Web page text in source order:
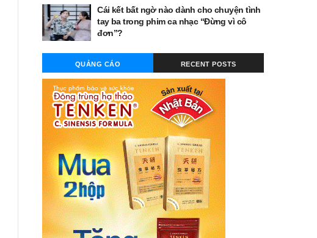
Cái kết bất ngờ nào dành cho chuyện tình
tay ba trong phim ca nhạc “Đừng vì cô
đơn”?
QUẢNG CÁO RECENT POSTS